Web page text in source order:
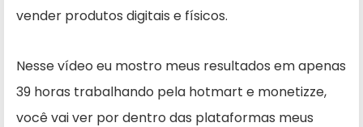
vender produtos digitais e físicos.
Nesse vídeo eu mostro meus resultados em apenas
39 horas trabalhando pela hotmart e monetizze,
você vai ver por dentro das plataformas meus